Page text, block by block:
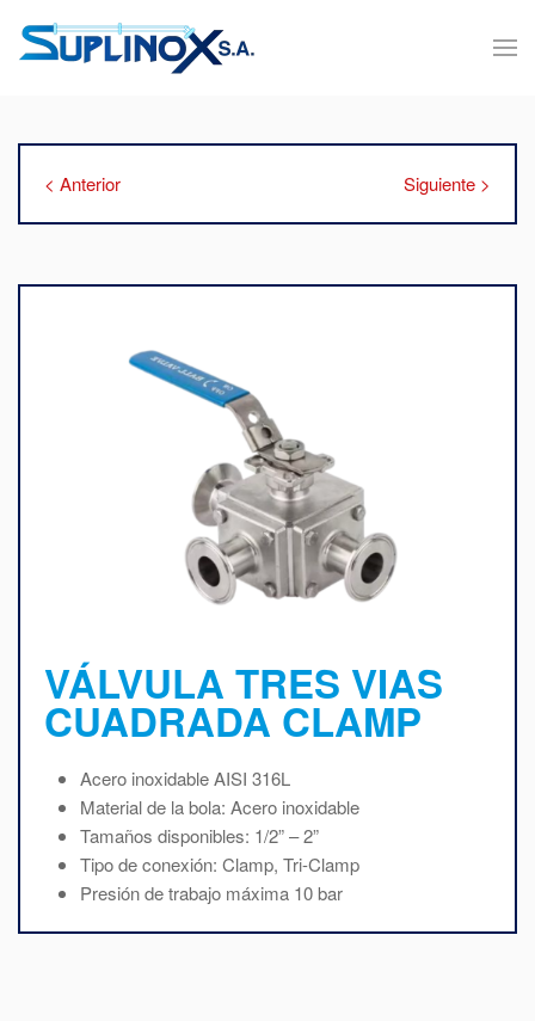
< Anterior Siguiente >
VÁLVULA TRES VIAS
CUADRADA CLAMP
Acero inoxidable AISI 316L
Material de la bola: Acero inoxidable
Tamaños disponibles: 1/2” – 2”
Tipo de conexión: Clamp, Tri-Clamp
Presión de trabajo máxima 10 bar